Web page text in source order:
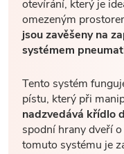
otevírání, který je
omezeným
jsou zavěšeny na
systémem
Tento systém
pístu, který při
nadzvedává křídlo
spodní hrany dveří
tomuto systému je